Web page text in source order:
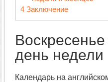
4 Заключение
день недели
Календарь на